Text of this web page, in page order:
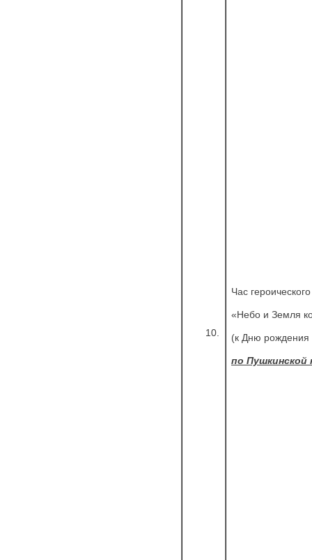
10.
Час
«Небо и Земля
(к Дню
по Пушкинской